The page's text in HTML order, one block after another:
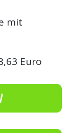
mit
Euro